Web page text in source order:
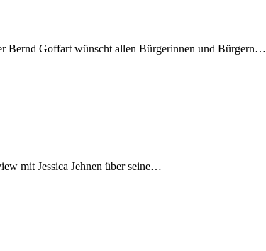
Bernd Goffart wünscht allen Bürgerinnen und Bürgern…
mit Jessica Jehnen über seine…